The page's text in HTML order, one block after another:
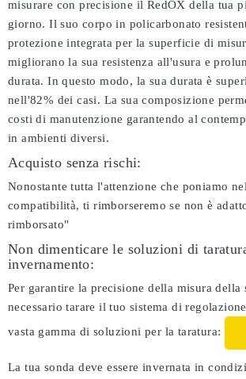
misurare con precisione il RedOX della tua
giorno. Il suo corpo in policarbonato
protezione integrata per la superficie di
migliorano la sua resistenza all'usura e
durata. In questo modo, la sua durata è
nell'82% dei casi. La sua composizione
costi di manutenzione garantendo al
in ambienti diversi.
Acquisto senza rischi:
Nonostante tutta l'attenzione che poniamo
compatibilità, ti rimborseremo se non è
rimborsato"
Non dimenticare le soluzioni di
invernamento:
Per garantire la precisione della misura della
necessario tarare il tuo sistema di
vasta gamma di soluzioni per la taratura:
La tua sonda deve essere invernata in